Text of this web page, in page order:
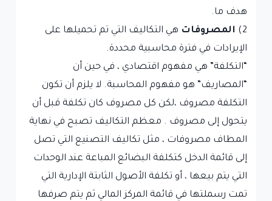
هدف ما.
2)
المصروفات هي التكاليف التي تم تحميلها على
الإيرادات في فترة محاسبية محددة.
“التكلفة” هي مفهوم اقتصادي ، في حين أن
“المصاريف” هو مفهوم المحاسبة. لا يلزم أن تكون
التكلفة مصروف ،لكن كل مصروف كان تكلفة قبل أن
يتحول إلى مصروف . معظم التكاليف تصبح في نهاية
المطاف مصروفات ، مثل تكاليف التصنيع التي تصل
إلى قائمة الدخل كتكلفة البضائع المباعة عند الوحدات
التي يتم بيعها ، أو تكلفة الأصول الثابتة الإدارية التي
تمت رسملتها في قائمة المركز المالي ثم يتم صرفها